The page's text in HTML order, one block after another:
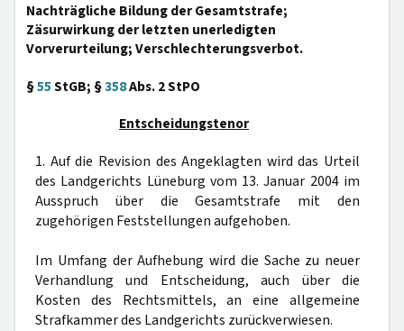
Nachträgliche Bildung der Gesamtstrafe;
Zäsurwirkung der letzten unerledigten
Vorverurteilung; Verschlechterungsverbot.
§55StGB; §358Abs. 2 StPO
Entscheidungstenor
1. Auf die Revision des Angeklagten wird das Urteil
des Landgerichts Lüneburg vom 13. Januar 2004 im
Ausspruch über die Gesamtstrafe mit den
zugehörigen Feststellungen aufgehoben.
Im Umfang der Aufhebung wird die Sache zu neuer
Verhandlung und Entscheidung, auch über die
Kosten des Rechtsmittels, an eine allgemeine
Strafkammer des Landgerichts zurückverwiesen.